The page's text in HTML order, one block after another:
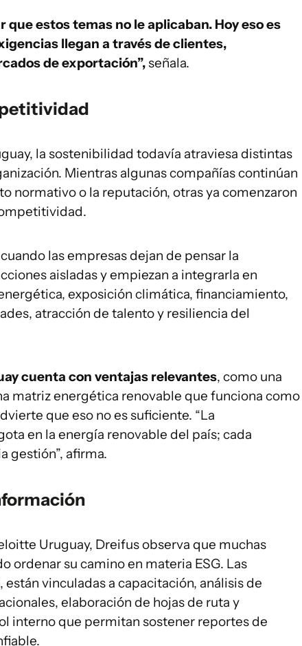
estos temas no le aplicaban. Hoy eso es
llegan a través de clientes,
de exportación”,señala.
la sostenibilidad todavía atraviesa distintas
Mientras algunas compañías continúan
normativo o la reputación, otras ya comenzaron
las empresas dejan de pensar la
aisladas y empiezan a integrarla en
exposición climática, financiamiento,
atracción de talento y resiliencia del
cuenta con ventajas relevantes, como una
matriz energética renovable que funciona como
que eso no es suficiente. “La
en la energía renovable del país; cada
gestión”, afirma.
Uruguay, Dreifus observa que muchas
ordenar su camino en materia ESG. Las
vinculadas a capacitación, análisis de
elaboración de hojas de ruta y
interno que permitan sostener reportes de